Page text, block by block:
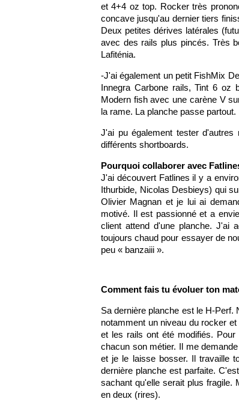
et 4+4 oz top. Rocker très
concave jusqu'au dernier tiers
Deux petites dérives latérales
avec des rails plus pincés. Très
Lafiténia.
-J'ai également un petit FishMix
Innegra Carbone rails, Tint 6 oz
Modern fish avec une carène V
la rame. La planche passe partout.
J'ai pu également tester
différents shortboards.
Pourquoi collaborer avec
J'ai découvert Fatlines il y a
Ithurbide, Nicolas Desbieys) qui
Olivier Magnan et je lui ai
motivé. Il est passionné et a
client attend d'une planche. J'ai
toujours chaud pour essayer de
peu « banzaiii ».
Comment fais tu évoluer ton
Sa dernière planche est le H-Perf.
notamment un niveau du rocker
et les rails ont été modifiés.
chacun son métier. Il me
et je le laisse bosser. Il travaille
dernière planche est parfaite.
sachant qu'elle serait plus fragile.
en deux (rires).